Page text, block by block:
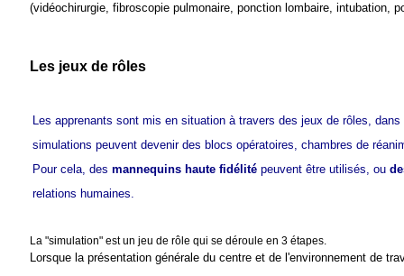
(vidéochirurgie, fibroscopie pulmonaire, ponction lombaire, intubation,
Les jeux de rôles
Les apprenants sont mis en situation à travers des jeux de rôles,
simulations peuvent devenir des blocs opératoires, chambres de
Pour cela, des mannequins haute fidélité peuvent être utilisés, ou
relations humaines.
La "simulation" est un jeu de rôle qui se déroule en 3 étapes.
Lorsque la présentation générale du centre et de l'environnement de